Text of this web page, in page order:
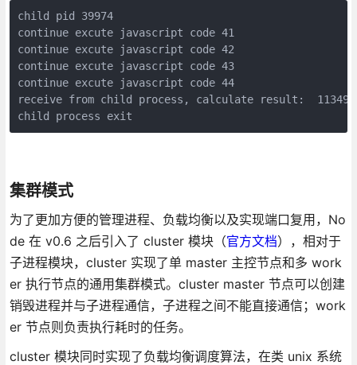
child pid 39974
continue excute javascript code 41
continue excute javascript code 42
continue excute javascript code 43
continue excute javascript code 44
receive from child process, calculate result:
child process exit
集群模式
为了更加方便的管理进程、负载均衡以及实现端口复用，No
de 在 v0.6 之后引入了 cluster 模块（官方文档），相对于
子进程模块，cluster 实现了单 master 主控节点和多 work
er 执行节点的通用集群模式。cluster master 节点可以创建
销毁进程并与子进程通信，子进程之间不能直接通信；work
er 节点则负责执行耗时的任务。
cluster 模块同时实现了负载均衡调度算法，在类 unix 系统